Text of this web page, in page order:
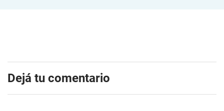
Dejá tu comentario